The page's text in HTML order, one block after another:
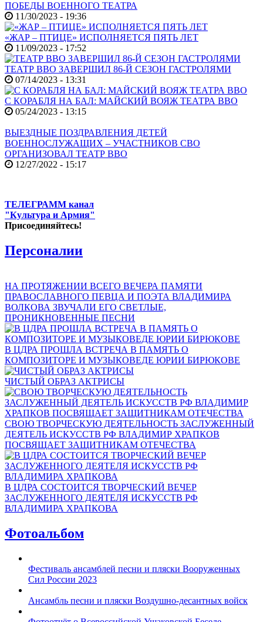
ПОБЕДЫ ВОЕННОГО ТЕАТРА
11/30/2023 - 19:36
«ЖАР – ПТИЦЕ» ИСПОЛНЯЕТСЯ ПЯТЬ ЛЕТ
11/09/2023 - 17:52
ТЕАТР ВВО ЗАВЕРШИЛ 86-Й СЕЗОН ГАСТРОЛЯМИ
07/14/2023 - 13:31
С КОРАБЛЯ НА БАЛ: МАЙСКИЙ ВОЯЖ ТЕАТРА ВВО
05/24/2023 - 13:15
ВЫЕЗДНЫЕ ПОЗДРАВЛЕНИЯ ДЕТЕЙ
ВОЕННОСЛУЖАЩИХ – УЧАСТНИКОВ СВО
ОРГАНИЗОВАЛ ТЕАТР ВВО
12/27/2022 - 15:17
ТЕЛЕГРАММ канал
"Культура и Армия"
Присоединяйтесь!
Персоналии
НА ПРОТЯЖЕНИИ ВСЕГО ВЕЧЕРА ПАМЯТИ
ПРАВОСЛАВНОГО ПЕВЦА И ПОЭТА ВЛАДИМИРА
ВОЛКОВА ЗВУЧАЛИ ЕГО СВЕТЛЫЕ,
ПРОНИКНОВЕННЫЕ ПЕСНИ
В ЦДРА ПРОШЛА ВСТРЕЧА В ПАМЯТЬ О
КОМПОЗИТОРЕ И МУЗЫКОВЕДЕ ЮРИИ БИРЮКОВЕ
ЧИСТЫЙ ОБРАЗ АКТРИСЫ
СВОЮ ТВОРЧЕСКУЮ ДЕЯТЕЛЬНОСТЬ ЗАСЛУЖЕННЫЙ
ДЕЯТЕЛЬ ИСКУССТВ РФ ВЛАДИМИР ХРАПКОВ
ПОСВЯЩАЕТ ЗАЩИТНИКАМ ОТЕЧЕСТВА
В ЦДРА СОСТОИТСЯ ТВОРЧЕСКИЙ ВЕЧЕР
ЗАСЛУЖЕННОГО ДЕЯТЕЛЯ ИСКУССТВ РФ
ВЛАДИМИРА ХРАПКОВА
Фотоальбом
Фестиваль ансамблей песни и пляски Вооруженных
Сил России 2023
Ансамбль песни и пляски Воздушно-десантных войск